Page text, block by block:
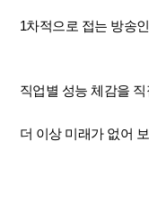
1차적으로 접는 방송
직업별 성능 체감을
더 이상 미래가 없어